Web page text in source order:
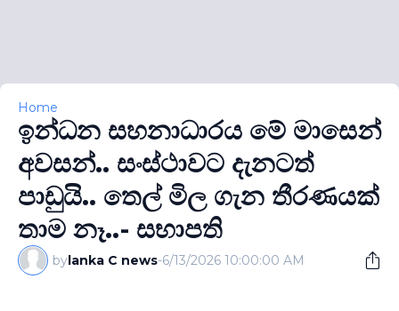
Home
ඉන්ධන සහනාධාරය මේ මාසෙන්
අවසන්.. සංස්ථාවට දැනටත්
පාඩුයි.. තෙල් මිල ගැන තීරණයක්
තාම නෑ..- සභාපති
bylanka C news-6/13/2026 10:00:00 AM